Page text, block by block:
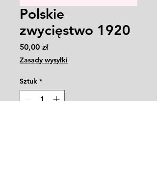
Polskie
zwycięstwo 1920
50,00 złCena
Zasady wysyłki
Sztuk *